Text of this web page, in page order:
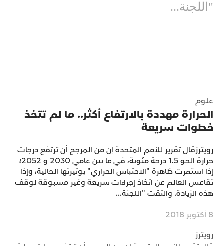
"اللجنة...
علوم
الحرارة مهددة بالارتفاع أكثر.. ما لم تتخذ
خطوات سريعة
رويترزقال تقرير للأمم المتحدة إن من المرجح أن ترتفع درجات
حرارة الجو 1.5 درجة مئوية، في ما بين عامي 2030 و 2052؛
إذا استمرت ظاهرة "الاحتباس الحراري" بوتيرتها الحالية، وإذا
تقاعس العالم عن اتخاذ إجراءات سريعة وغير مسبوقة لوقف
هذه الزيادة. والتقت "اللجنة...
8 أكتوبر 2018
رويترز